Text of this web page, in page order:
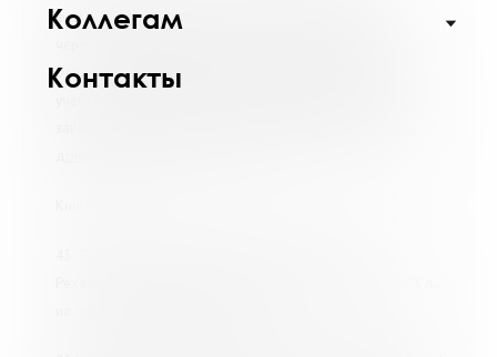
Коллегам
Контакты
фондов нашей библиотеки, которые можно заказать
ближайшую библиотеку по месту жительства, работы,